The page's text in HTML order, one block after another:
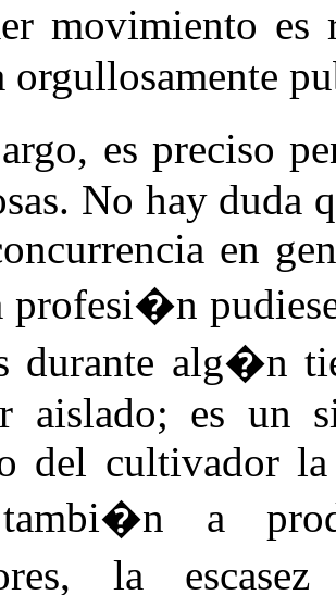
movimiento
orgullosamente
es preciso
No hay duda
en
profesi�n
durante alg�n
aislado; es un
del cultivador
a
la